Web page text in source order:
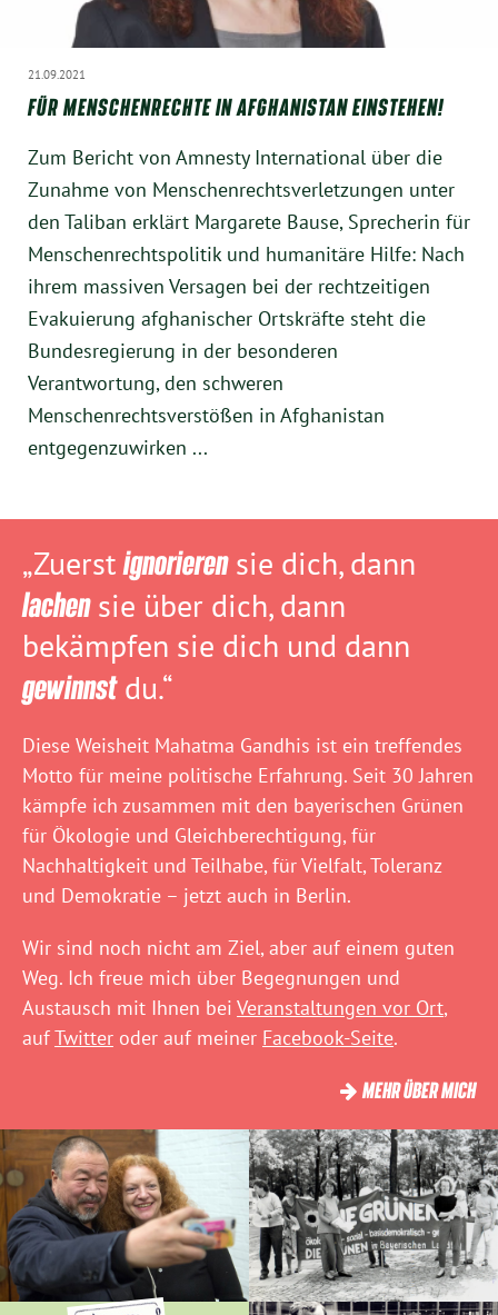
21.09.2021
FÜR MENSCHENRECHTE IN AFGHANISTAN EINSTEHEN!
Zum Bericht von Amnesty International über die
Zunahme von Menschenrechtsverletzungen unter
den Taliban erklärt Margarete Bause, Sprecherin für
Menschenrechtspolitik und humanitäre Hilfe: Nach
ihrem massiven Versagen bei der rechtzeitigen
Evakuierung afghanischer Ortskräfte steht die
Bundesregierung in der besonderen
Verantwortung, den schweren
Menschenrechtsverstößen in Afghanistan
entgegenzuwirken ...
„Zuerstignorierensie dich, dann
lachensie über dich, dann
bekämpfen sie dich und dann
gewinnstdu.“
Diese Weisheit Mahatma Gandhis ist ein treffendes
Motto für meine politische Erfahrung. Seit 30 Jahren
kämpfe ich zusammen mit den bayerischen Grünen
für Ökologie und Gleichberechtigung, für
Nachhaltigkeit und Teilhabe, für Vielfalt, Toleranz
und Demokratie – jetzt auch in Berlin.
Wir sind noch nicht am Ziel, aber auf einem guten
Weg. Ich freue mich über Begegnungen und
Austausch mit Ihnen bei Veranstaltungen vor Ort,
aufTwitter oder auf meiner Facebook-Seite.
MEHR ÜBER MICH